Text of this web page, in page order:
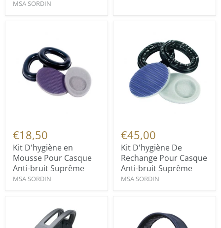
MSA SORDIN
€18,50
Kit D'hygiène en
Mousse Pour Casque
Anti-bruit Suprême
MSA SORDIN
€45,00
Kit D'hygiène De
Rechange Pour Casque
Anti-bruit Suprême
MSA SORDIN